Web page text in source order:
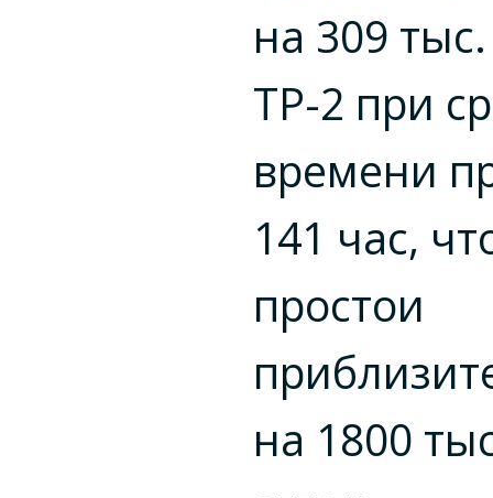
на 309
ТР-2 при
времени
141 час,
простои
на 1800